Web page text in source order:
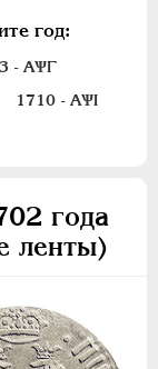
год:
- АѰГ
1710 - АѰI
года
ленты)